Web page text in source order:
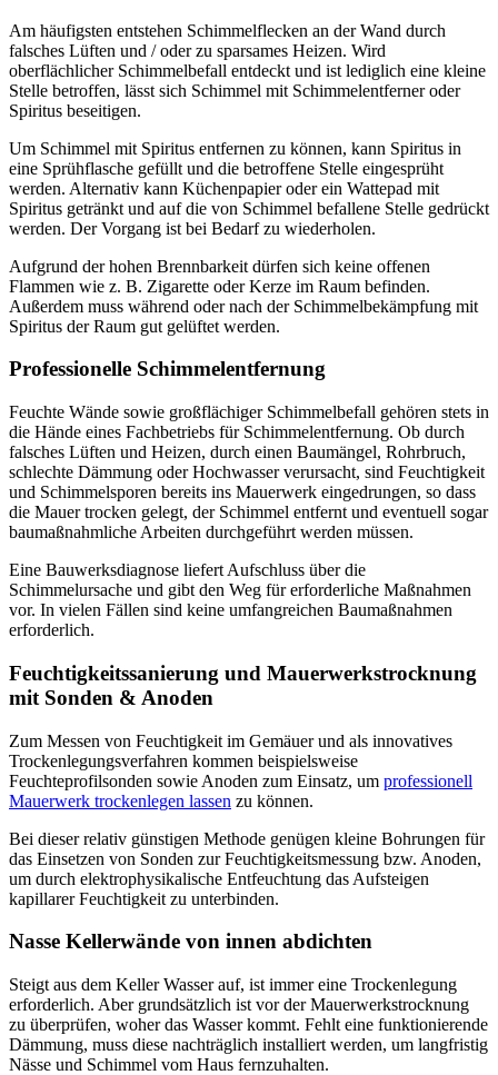
Am häufigsten entstehen Schimmelflecken an der Wand durch
falsches Lüften und / oder zu sparsames Heizen. Wird
oberflächlicher Schimmelbefall entdeckt und ist lediglich eine kleine
Stelle betroffen, lässt sich Schimmel mit Schimmelentferner oder
Spiritus beseitigen.
Um Schimmel mit Spiritus entfernen zu können, kann Spiritus in
eine Sprühflasche gefüllt und die betroffene Stelle eingesprüht
werden. Alternativ kann Küchenpapier oder ein Wattepad mit
Spiritus getränkt und auf die von Schimmel befallene Stelle gedrückt
werden. Der Vorgang ist bei Bedarf zu wiederholen.
Aufgrund der hohen Brennbarkeit dürfen sich keine offenen
Flammen wie z. B. Zigarette oder Kerze im Raum befinden.
Außerdem muss während oder nach der Schimmelbekämpfung mit
Spiritus der Raum gut gelüftet werden.
Professionelle Schimmelentfernung
Feuchte Wände sowie großflächiger Schimmelbefall gehören stets in
die Hände eines Fachbetriebs für Schimmelentfernung. Ob durch
falsches Lüften und Heizen, durch einen Baumängel, Rohrbruch,
schlechte Dämmung oder Hochwasser verursacht, sind Feuchtigkeit
und Schimmelsporen bereits ins Mauerwerk eingedrungen, so dass
die Mauer trocken gelegt, der Schimmel entfernt und eventuell sogar
baumaßnahmliche Arbeiten durchgeführt werden müssen.
Eine Bauwerksdiagnose liefert Aufschluss über die
Schimmelursache und gibt den Weg für erforderliche Maßnahmen
vor. In vielen Fällen sind keine umfangreichen Baumaßnahmen
erforderlich.
Feuchtigkeitssanierung und Mauerwerkstrocknung
mit Sonden & Anoden
Zum Messen von Feuchtigkeit im Gemäuer und als innovatives
Trockenlegungsverfahren kommen beispielsweise
Feuchteprofilsonden sowie Anoden zum Einsatz, um professionell
Mauerwerk trockenlegen lassen zu können.
Bei dieser relativ günstigen Methode genügen kleine Bohrungen für
das Einsetzen von Sonden zur Feuchtigkeitsmessung bzw. Anoden,
um durch elektrophysikalische Entfeuchtung das Aufsteigen
kapillarer Feuchtigkeit zu unterbinden.
Nasse Kellerwände von innen abdichten
Steigt aus dem Keller Wasser auf, ist immer eine Trockenlegung
erforderlich. Aber grundsätzlich ist vor der Mauerwerkstrocknung
zu überprüfen, woher das Wasser kommt. Fehlt eine funktionierende
Dämmung, muss diese nachträglich installiert werden, um langfristig
Nässe und Schimmel vom Haus fernzuhalten.